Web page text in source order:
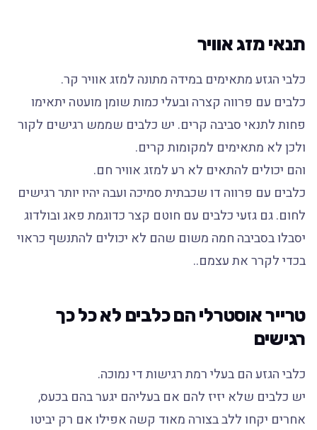
תנאי מזג אוויר
כלבי הגזע מתאימים במידה מתונה למזג אוויר קר.
כלבים עם פרווה קצרה ובעלי כמות שומן מועטה יתאימו
פחות לתנאי סביבה קרים. יש כלבים שממש רגישים לקור
ולכן לא מתאימים למקומות קרים.
והם יכולים להתאים לא רע למזג אוויר חם.
כלבים עם פרווה דו שכבתית סמיכה ועבה יהיו יותר רגישים
לחום. גם גזעי כלבים עם חוטם קצר כדוגמת פאג ובולדוג
יסבלו בסביבה חמה משום שהם לא יכולים להתנשף כראוי
בכדי לקרר את עצמם..
טרייר אוסטרלי הם כלבים לא כל כך
רגישים
כלבי הגזע הם בעלי רמת רגישות די נמוכה.
יש כלבים שלא יזיז להם אם בעליהם יגער בהם בכעס,
אחרים יקחו ללב בצורה מאוד קשה אפילו אם רק יביטו